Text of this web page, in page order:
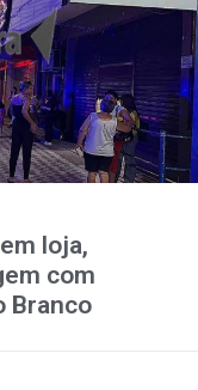
loja,
com
Branco